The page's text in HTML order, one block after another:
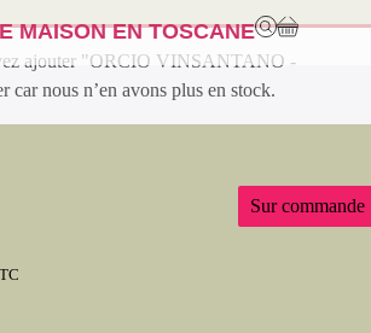
MAISON EN TOSCANE
ajouter "ORCIO VINSANTANO -
car nous n’en avons plus en stock.
Sur commande